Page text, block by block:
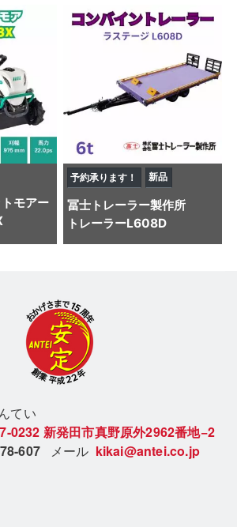
モアー
予約承ります！ 新品
冨士トレーラー製作所
トレーラーL608D
てい
0232 新発田市真野原外2962番地−2
607 メール kikai@antei.co.jp